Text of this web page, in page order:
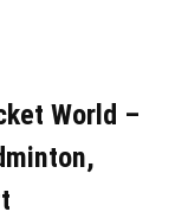
World –